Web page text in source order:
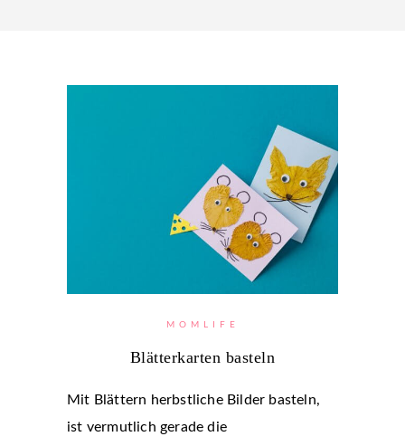
MOMLIFE
Blätterkarten basteln
Mit Blättern herbstliche Bilder basteln,
ist vermutlich gerade die